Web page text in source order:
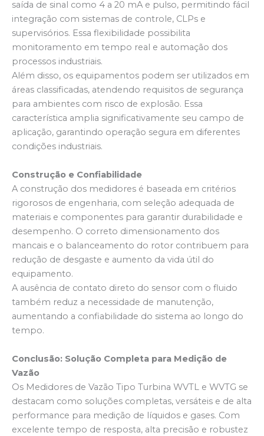
saída de sinal como 4 a 20 mA e pulso, permitindo fácil
integração com sistemas de controle, CLPs e
supervisórios. Essa flexibilidade possibilita
monitoramento em tempo real e automação dos
processos industriais.
Além disso, os equipamentos podem ser utilizados em
áreas classificadas, atendendo requisitos de segurança
para ambientes com risco de explosão. Essa
característica amplia significativamente seu campo de
aplicação, garantindo operação segura em diferentes
condições industriais.
Construção e Confiabilidade
A construção dos medidores é baseada em critérios
rigorosos de engenharia, com seleção adequada de
materiais e componentes para garantir durabilidade e
desempenho. O correto dimensionamento dos
mancais e o balanceamento do rotor contribuem para
redução de desgaste e aumento da vida útil do
equipamento.
A ausência de contato direto do sensor com o fluido
também reduz a necessidade de manutenção,
aumentando a confiabilidade do sistema ao longo do
tempo.
Conclusão: Solução Completa para Medição de
Vazão
Os Medidores de Vazão Tipo Turbina WVTL e WVTG se
destacam como soluções completas, versáteis e de alta
performance para medição de líquidos e gases. Com
excelente tempo de resposta, alta precisão e robustez